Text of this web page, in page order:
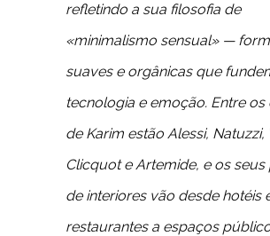
refletindo a sua filosofia de
«minimalismo sensual» —
suaves e orgânicas que
tecnologia e emoção. Entre os
de Karim estão Alessi, Natuzzi,
Clicquot e Artemide, e os
de interiores vão desde hotéis
restaurantes a espaços